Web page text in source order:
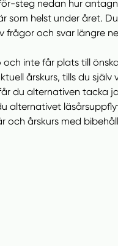
steg nedan hur
som helst under året.
frågor och svar längre
inte får plats till
årskurs, tills du själv
du alternativen tacka
alternativet
och årskurs med